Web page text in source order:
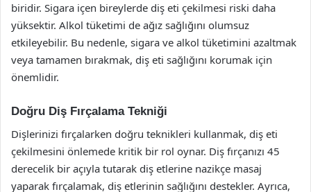
biridir. Sigara içen bireylerde diş eti çekilmesi riski daha
yüksektir. Alkol tüketimi de ağız sağlığını olumsuz
etkileyebilir. Bu nedenle, sigara ve alkol tüketimini azaltmak
veya tamamen bırakmak, diş eti sağlığını korumak için
önemlidir.
Doğru Diş Fırçalama Tekniği
Dişlerinizi fırçalarken doğru teknikleri kullanmak, diş eti
çekilmesini önlemede kritik bir rol oynar. Diş fırçanızı 45
derecelik bir açıyla tutarak diş etlerine nazikçe masaj
yaparak fırçalamak, diş etlerinin sağlığını destekler. Ayrıca,